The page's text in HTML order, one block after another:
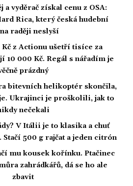
a vyděrač získal cenu z OSA:
Rica, který česká hudební
raději neslyší
Kč z Actionu ušetří tisíce za
10 000 Kč. Regál s nářadím je
prázdný
bitevních helikoptér skončila,
Ukrajinci je proškolili, jak to
nečekali
V Itálii je to klasika a chuť
500 g rajčat a jeden citrón
mu kousek kořínku. Ptačinec
zahrádkářů, dá se ho ale
zbavit